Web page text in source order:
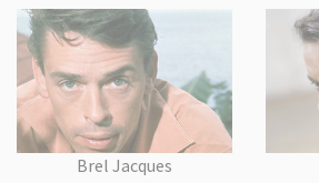
Brel Jacques